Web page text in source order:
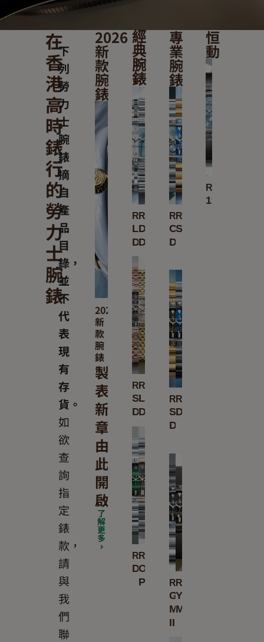
在
香
港
高
時
錶
行
的
勞
力
士
腕
錶
下
列
勞
力
士
腕
錶
摘
自
產
品
目
錄，
並
不
代
表
現
有
存
貨。
如
欲
查
詢
指
定
錶
款，
請
與
我
們
聯
2026
新
款
腕
錶
2026
新
款
腕
錶
製
表
新
章
由
此
開
啟
了
解
更
多
經
典
腕
錶
Rolex
Land-
Dweller
Rolex
Day-
Date
Rolex
Sky-
Dweller
Rolex
Lady-
Datejust
Rolex
Datejust
Rolex
Oyster
Perpetual
專
業
腕
錶
Rolex
Cosmograph
Daytona
Rolex
Submariner
Rolex
Sea-
Dweller
Rolex
Deepsea
Rolex
GMT-
Master
II
Rolex
Yacht-
Master
恒
動
Rolex
1908